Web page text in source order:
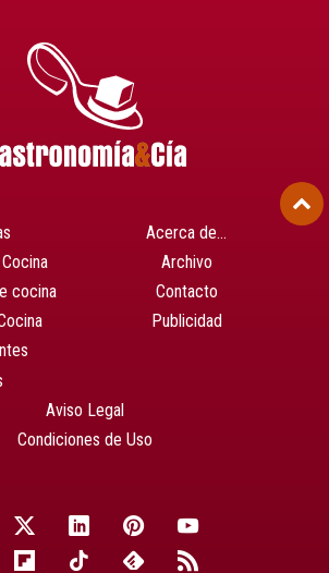
cocina
Acerca de…
Archivo
Contacto
Publicidad
Aviso Legal
Condiciones de Uso